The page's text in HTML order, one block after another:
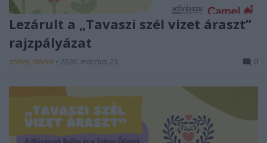
Lezárult a „Tavaszi szél vizet áraszt”
rajzpályázat
színes_ötletek • 2026. március 23. 0